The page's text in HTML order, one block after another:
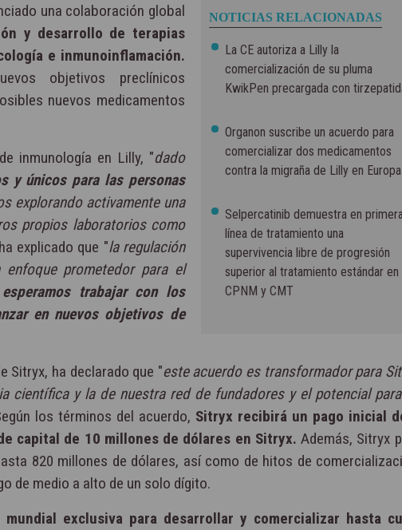
NOTICIAS RELACIONADAS
La CE autoriza a Lilly la
comercialización de su pluma
KwikPen precargada con
Organon suscribe un acuerdo para
comercializar dos medicamentos
contra la migraña de Lilly en Europa
Selpercatinib demuestra en primera
línea de tratamiento una
supervivencia libre de progresión
superior al tratamiento estándar en
CPNM y CMT
una colaboración global
y desarrollo de terapias
e inmunoinflamación.
objetivos preclínicos
nuevos medicamentos
inmunología en Lilly, "dado
y únicos para las personas
explorando activamente una
propios laboratorios como
explicado que "la regulación
prometedor para el
esperamos trabajar con los
en nuevos objetivos de
Sitryx, ha declarado que "este acuerdo es transformador para
científica y la de nuestra red de fundadores y el potencial
los términos del acuerdo, Sitryx recibirá un pago inicial
capital de 10 millones de dólares en Sitryx. Además, Sitryx
820 millones de dólares, así como de hitos de
de medio a alto de un solo dígito.
exclusiva para desarrollar y comercializar hasta